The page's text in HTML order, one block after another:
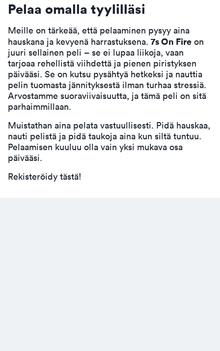
Pelaa omalla tyylilläsi
Meille on tärkeää, että pelaaminen pysyy aina
hauskana ja kevyenä harrastuksena. 7s On Fire on
juuri sellainen peli – se ei lupaa liikoja, vaan
tarjoaa rehellistä viihdettä ja pienen piristyksen
päivääsi. Se on kutsu pysähtyä hetkeksi ja nauttia
pelin tuomasta jännityksestä ilman turhaa stressiä.
Arvostamme suoraviivaisuutta, ja tämä peli on sitä
parhaimmillaan.
Muistathan aina pelata vastuullisesti. Pidä hauskaa,
nauti pelistä ja pidä taukoja aina kun siltä tuntuu.
Pelaamisen kuuluu olla vain yksi mukava osa
päivääsi.
Rekisteröidy tästä!